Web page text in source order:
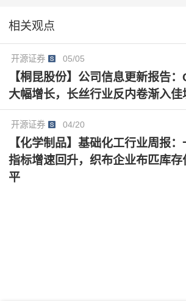
识正在凝聚，龙头企业正由单纯的规
产业链价差回归合理区间。作为行业
受益于行业集中度的提升与竞争格局
相关观点
开源证券 05/05
【桐昆股份】公司信息更新报告
大幅增长，长丝行业反内卷渐入佳
开源证券 04/20
【化学制品】基础化工行业周报
指标增速回升，织布企业布匹库
平